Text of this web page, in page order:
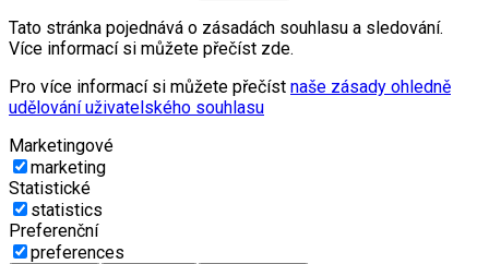
Tato stránka pojednává o zásadách souhlasu a sledování.
Více informací si můžete přečíst zde.
Pro více informací si můžete přečíst naše zásady ohledně
udělování uživatelského souhlasu
Marketingové
marketing
Statistické
statistics
Preferenční
preferences